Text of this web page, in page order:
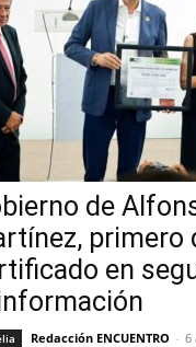
de
primero
en
Redacción ENCUENTRO - 6